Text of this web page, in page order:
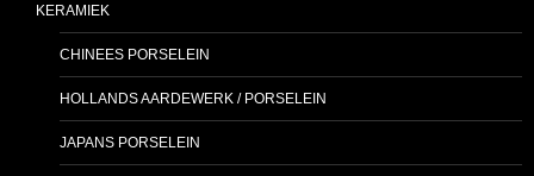
KERAMIEK
CHINEES PORSELEIN
HOLLANDS AARDEWERK / PORSELEIN
JAPANS PORSELEIN